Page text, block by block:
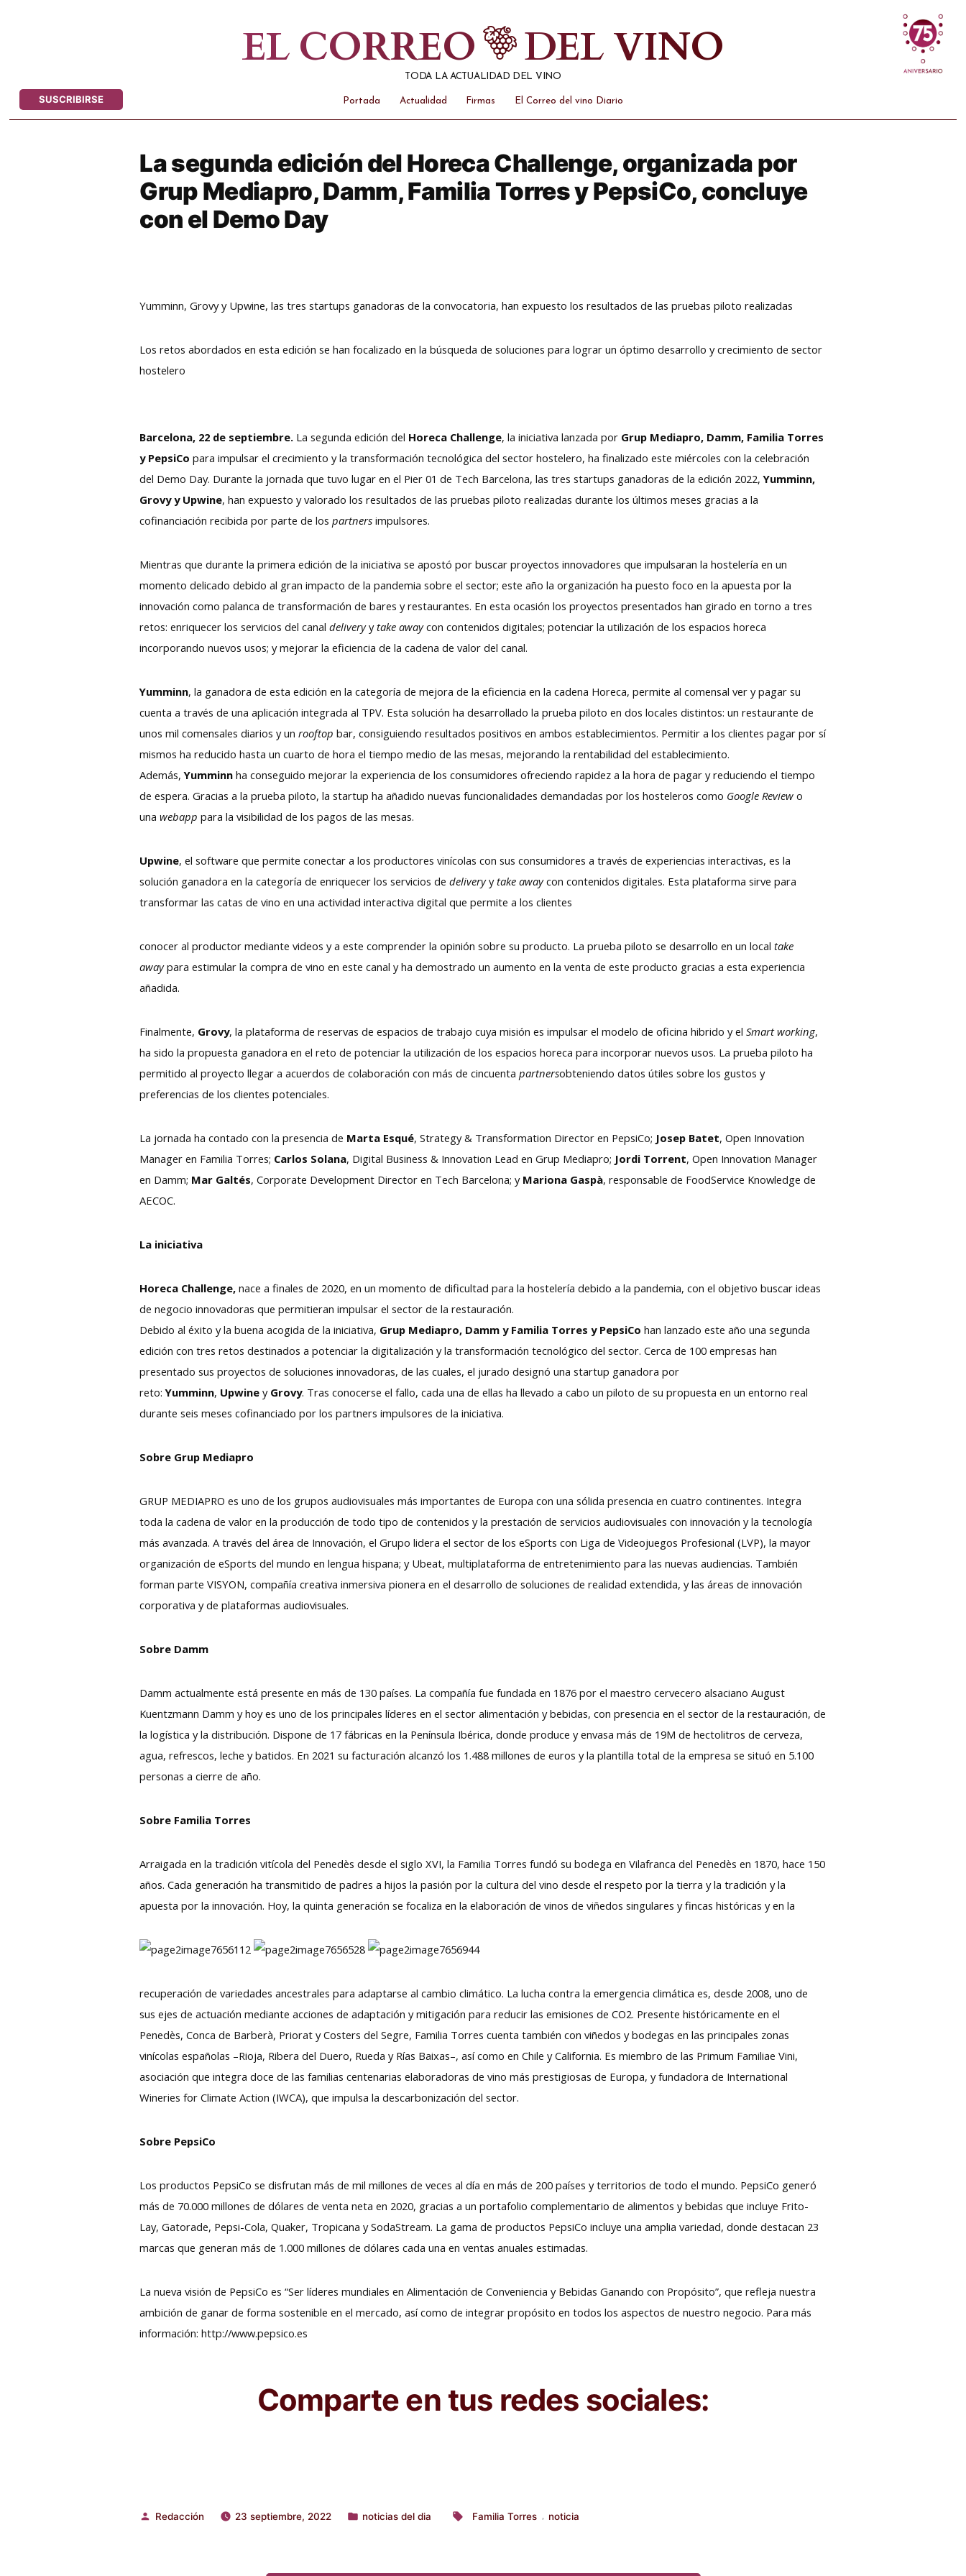
EL CORREO DEL VINO
TODA LA ACTUALIDAD DEL VINO
SUSCRIBIRSE Portada Actualidad Firmas El Correo del vino Diario
La segunda edición del Horeca Challenge, organizada por
Grup Mediapro, Damm, Familia Torres y PepsiCo, concluye
con el Demo Day
Yumminn, Grovy y Upwine, las tres startups ganadoras de la convocatoria, han expuesto los resultados de las pruebas piloto realizadas
Los retos abordados en esta edición se han focalizado en la búsqueda de soluciones para lograr un óptimo desarrollo y crecimiento de sector
hostelero
Barcelona, 22 de septiembre. La segunda edición del Horeca Challenge, la iniciativa lanzada por Grup Mediapro, Damm, Familia Torres
y PepsiCopara impulsar el crecimiento y la transformación tecnológica del sector hostelero, ha finalizado este miércoles con la celebración
del Demo Day. Durante la jornada que tuvo lugar en el Pier 01 de Tech Barcelona, las tres startups ganadoras de la edición 2022,Yumminn,
Grovy y Upwine, han expuesto y valorado los resultados de las pruebas piloto realizadas durante los últimos meses gracias a la
cofinanciación recibida por parte de lospartnersimpulsores.
Mientras que durante la primera edición de la iniciativa se apostó por buscar proyectos innovadores que impulsaran la hostelería en un
momento delicado debido al gran impacto de la pandemia sobre el sector; este año la organización ha puesto foco en la apuesta por la
innovación como palanca de transformación de bares y restaurantes. En esta ocasión los proyectos presentados han girado en torno a tres
retos: enriquecer los servicios del canaldeliveryytake awaycon contenidos digitales; potenciar la utilización de los espacios horeca
incorporando nuevos usos; y mejorar la eficiencia de la cadena de valor del canal.
Yumminn, la ganadora de esta edición en la categoría de mejora de la eficiencia en la cadena Horeca, permite al comensal ver y pagar su
cuenta a través de una aplicación integrada al TPV. Esta solución ha desarrollado la prueba piloto en dos locales distintos: un restaurante de
unos mil comensales diarios y unrooftopbar, consiguiendo resultados positivos en ambos establecimientos. Permitir a los clientes pagar por sí
mismos ha reducido hasta un cuarto de hora el tiempo medio de las mesas, mejorando la rentabilidad del establecimiento.
Además,Yumminnha conseguido mejorar la experiencia de los consumidores ofreciendo rapidez a la hora de pagar y reduciendo el tiempo
de espera. Gracias a la prueba piloto, la startup ha añadido nuevas funcionalidades demandadas por los hosteleros como Google Reviewo
unawebapppara la visibilidad de los pagos de las mesas.
Upwine, el software que permite conectar a los productores vinícolas con sus consumidores a través de experiencias interactivas, es la
solución ganadora en la categoría de enriquecer los servicios dedeliveryytake awaycon contenidos digitales. Esta plataforma sirve para
transformar las catas de vino en una actividad interactiva digital que permite a los clientes
conocer al productor mediante videos y a este comprender la opinión sobre su producto. La prueba piloto se desarrollo en un localtake
awaypara estimular la compra de vino en este canal y ha demostrado un aumento en la venta de este producto gracias a esta experiencia
añadida.
Finalmente, Grovy, la plataforma de reservas de espacios de trabajo cuya misión es impulsar el modelo de oficina hibrido y elSmart working,
ha sido la propuesta ganadora en el reto de potenciar la utilización de los espacios horeca para incorporar nuevos usos. La prueba piloto ha
permitido al proyecto llegar a acuerdos de colaboración con más de cincuentapartnersobteniendo datos útiles sobre los gustos y
preferencias de los clientes potenciales.
La jornada ha contado con la presencia de Marta Esqué, Strategy & Transformation Director en PepsiCo; Josep Batet, Open Innovation
Manager en Familia Torres; Carlos Solana, Digital Business & Innovation Lead en Grup Mediapro; Jordi Torrent, Open Innovation Manager
en Damm; Mar Galtés, Corporate Development Director en Tech Barcelona; y Mariona Gaspà, responsable de FoodService Knowledge de
AECOC.
La iniciativa
Horeca Challenge,nace a finales de 2020, en un momento de dificultad para la hostelería debido a la pandemia, con el objetivo buscar ideas
de negocio innovadoras que permitieran impulsar el sector de la restauración.
Debido al éxito y la buena acogida de la iniciativa, Grup Mediapro, Damm y Familia Torres y PepsiCohan lanzado este año una segunda
edición con tres retos destinados a potenciar la digitalización y la transformación tecnológico del sector. Cerca de 100 empresas han
presentado sus proyectos de soluciones innovadoras, de las cuales, el jurado designó una startup ganadora por
reto:Yumminn, Upwiney Grovy. Tras conocerse el fallo, cada una de ellas ha llevado a cabo un piloto de su propuesta en un entorno real
durante seis meses cofinanciado por los partners impulsores de la iniciativa.
Sobre Grup Mediapro
GRUP MEDIAPRO es uno de los grupos audiovisuales más importantes de Europa con una sólida presencia en cuatro continentes. Integra
toda la cadena de valor en la producción de todo tipo de contenidos y la prestación de servicios audiovisuales con innovación y la tecnología
más avanzada. A través del área de Innovación, el Grupo lidera el sector de los eSports con Liga de Videojuegos Profesional (LVP), la mayor
organización de eSports del mundo en lengua hispana; y Ubeat, multiplataforma de entretenimiento para las nuevas audiencias. También
forman parte VISYON, compañía creativa inmersiva pionera en el desarrollo de soluciones de realidad extendida, y las áreas de innovación
corporativa y de plataformas audiovisuales.
Sobre Damm
Damm actualmente está presente en más de 130 países. La compañía fue fundada en 1876 por el maestro cervecero alsaciano August
Kuentzmann Damm y hoy es uno de los principales líderes en el sector alimentación y bebidas, con presencia en el sector de la restauración, de
la logística y la distribución. Dispone de 17 fábricas en la Península Ibérica, donde produce y envasa más de 19M de hectolitros de cerveza,
agua, refrescos, leche y batidos. En 2021 su facturación alcanzó los 1.488 millones de euros y la plantilla total de la empresa se situó en 5.100
personas a cierre de año.
Sobre Familia Torres
Arraigada en la tradición vitícola del Penedès desde el siglo XVI, la Familia Torres fundó su bodega en Vilafranca del Penedès en 1870, hace 150
años. Cada generación ha transmitido de padres a hijos la pasión por la cultura del vino desde el respeto por la tierra y la tradición y la
apuesta por la innovación. Hoy, la quinta generación se focaliza en la elaboración de vinos de viñedos singulares y fincas históricas y en la
recuperación de variedades ancestrales para adaptarse al cambio climático. La lucha contra la emergencia climática es, desde 2008, uno de
sus ejes de actuación mediante acciones de adaptación y mitigación para reducir las emisiones de CO2. Presente históricamente en el
Penedès, Conca de Barberà, Priorat y Costers del Segre, Familia Torres cuenta también con viñedos y bodegas en las principales zonas
vinícolas españolas –Rioja, Ribera del Duero, Rueda y Rías Baixas–, así como en Chile y California. Es miembro de las Primum Familiae Vini,
asociación que integra doce de las familias centenarias elaboradoras de vino más prestigiosas de Europa, y fundadora de International
Wineries for Climate Action (IWCA), que impulsa la descarbonización del sector.
Sobre PepsiCo
Los productos PepsiCo se disfrutan más de mil millones de veces al día en más de 200 países y territorios de todo el mundo. PepsiCo generó
más de 70.000 millones de dólares de venta neta en 2020, gracias a un portafolio complementario de alimentos y bebidas que incluye Frito-
Lay, Gatorade, Pepsi-Cola, Quaker, Tropicana y SodaStream. La gama de productos PepsiCo incluye una amplia variedad, donde destacan 23
marcas que generan más de 1.000 millones de dólares cada una en ventas anuales estimadas.
La nueva visión de PepsiCo es “Ser líderes mundiales en Alimentación de Conveniencia y Bebidas Ganando con Propósito”, que refleja nuestra
ambición de ganar de forma sostenible en el mercado, así como de integrar propósito en todos los aspectos de nuestro negocio. Para más
información: http://www.pepsico.es
Comparte en tus redes sociales:
Publicado
Redacción 23 septiembre, 2022
Publicado
noticias del dia
Etiquetas:
Familia Torres , noticia